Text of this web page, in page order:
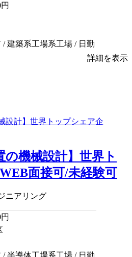
円
建築系工場系工場 / 日勤
詳細を表示
の機械設計】世界ト
面接可/未経験可
ニアリング
円
半導体工場系工場 / 日勤